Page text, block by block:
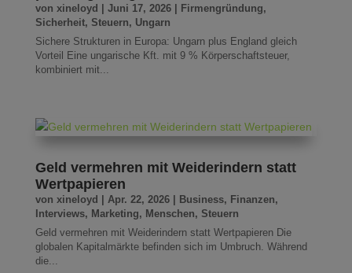
von xineloyd Juni 17, 2026| Firmengründung,
Sicherheit, Steuern, Ungarn
Sichere Strukturen in Europa: Ungarn plus England gleich
Vorteil Eine ungarische Kft. mit 9 % Körperschaftsteuer,
kombiniert mit...
Geld vermehren mit Weiderindern statt
Wertpapieren
von xineloyd Apr. 22, 2026| Business, Finanzen,
Interviews, Marketing, Menschen, Steuern
Geld vermehren mit Weiderindern statt Wertpapieren Die
globalen Kapitalmärkte befinden sich im Umbruch. Während
die...